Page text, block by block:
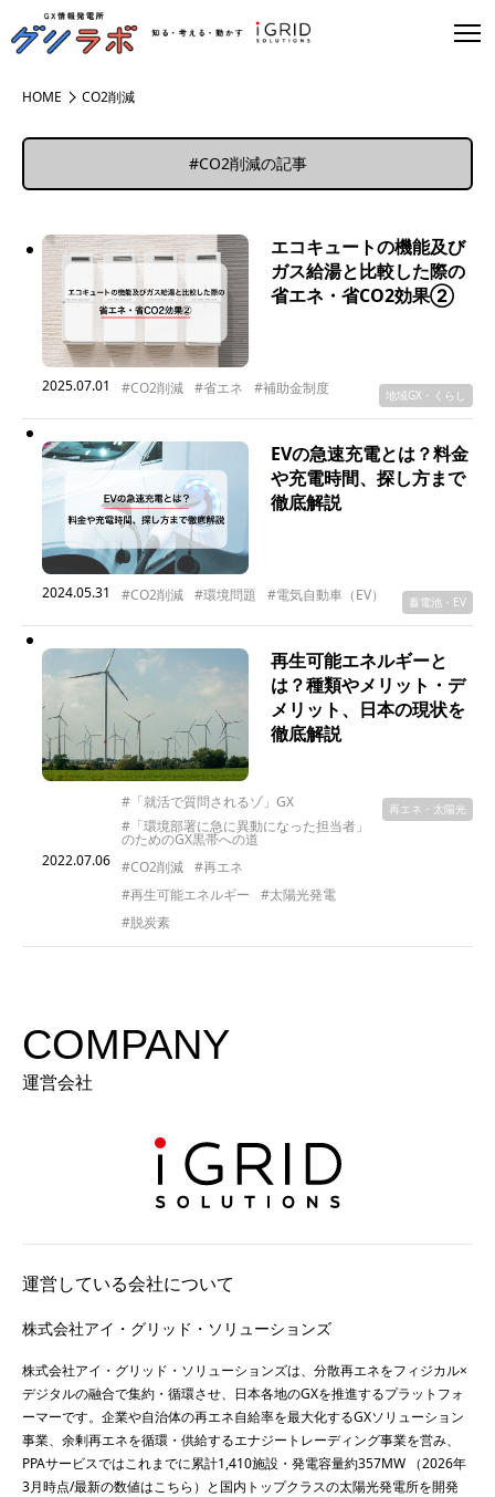
HOME CO2削減
#CO2削減の記事
エコキュートの機能及び
ガス給湯と比較した際の
省エネ・省CO2効果②
2025.07.01 #CO2削減 #省エネ #補助金制度 地域GX・くらし
EVの急速充電とは？料金
や充電時間、探し方まで
徹底解説
2024.05.31 #CO2削減 #環境問題 #電気自動車（EV） 蓄電池・EV
再生可能エネルギーと
は？種類やメリット・デ
メリット、日本の現状を
徹底解説
2022.07.06
#「就活で質問されるゾ」GX
#「環境部署に急に異動になった担当者」
のためのGX黒帯への道
#CO2削減
#再エネ
#再生可能エネルギー
#太陽光発電
#脱炭素
再エネ・太陽光
COMPANY
運営会社
運営している会社について
株式会社アイ・グリッド・ソリューションズ
株式会社アイ・グリッド・ソリューションズは、分散再エネをフィジカル×
デジタルの融合で集約・循環させ、日本各地のGXを推進するプラットフォ
ーマーです。企業や自治体の再エネ自給率を最大化するGXソリューション
事業、余剰再エネを循環・供給するエナジートレーディング事業を営み、
PPAサービスではこれまでに累計1,410施設・発電容量約357MW （2026年
3月時点/最新の数値はこちら ）と国内トップクラスの太陽光発電所を開発